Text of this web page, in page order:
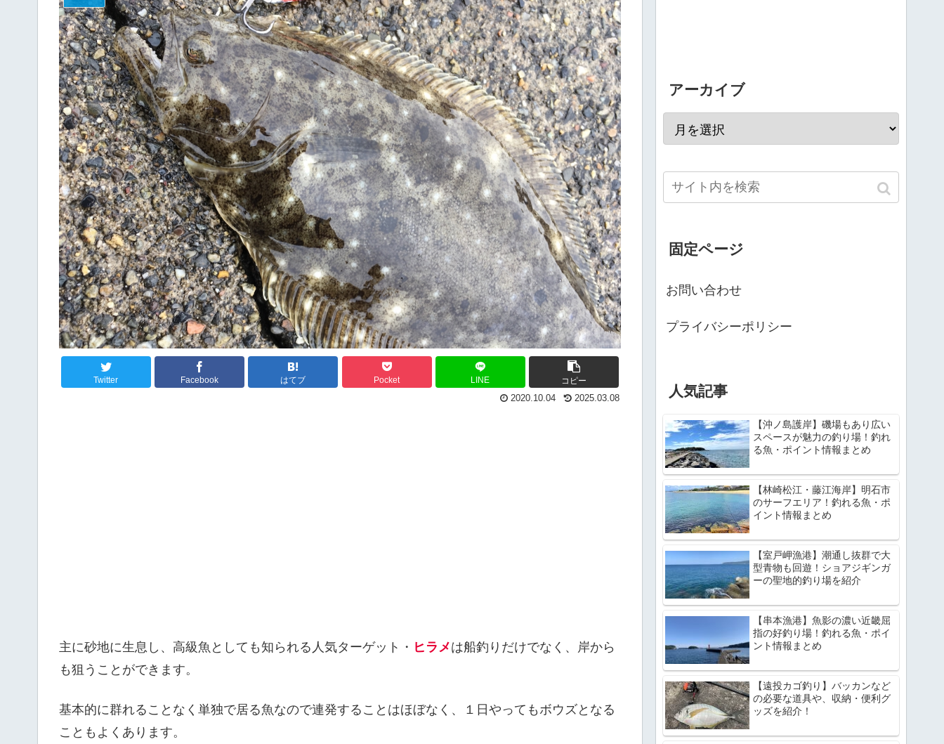
Twitter Facebook はてブ Pocket LINE
コピー
2025.03.08
2020.10.04
主に砂地に生息し、高級魚としても知られる人気ターゲット・ ヒラメは船釣りだけでなく、岸から
も狙うことができます。
基本的に群れることなく単独で居る魚なので連発することはほぼなく、１日やってもボウズとなる
こともよくあります。
アーカイブ
固定ページ
お問い合わせ
プライバシーポリシー
人気記事
【沖ノ島護岸】磯場もあり広い
スペースが魅力の釣り場！釣れ
る魚・ポイント情報まとめ
【林崎松江・藤江海岸】明石市
のサーフエリア！釣れる魚・ポ
イント情報まとめ
【室戸岬漁港】潮通し抜群で大
型青物も回遊！ショアジギンガ
ーの聖地的釣り場を紹介
【串本漁港】魚影の濃い近畿屈
指の好釣り場！釣れる魚・ポイ
ント情報まとめ
【遠投カゴ釣り】バッカンなど
の必要な道具や、収納・便利グ
ッズを紹介！